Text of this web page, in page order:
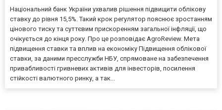
Національний банк України ухвалив рішення підвищити облікову
ставку до рівня 15,5%. Такий крок регулятор пояснює зростанням
цінового тиску та суттєвим прискоренням загальної інфляції, що
очікується до кінця року. Про це розповідає AgroReview. Мета
підвищення ставки та вплив на економіку Підвищення облікової
ставки, за даними пресслужби НБУ, спрямоване на забезпечення
привабливості гривневих активів для інвесторів, посилення
стійкості валютного ринку, а так...